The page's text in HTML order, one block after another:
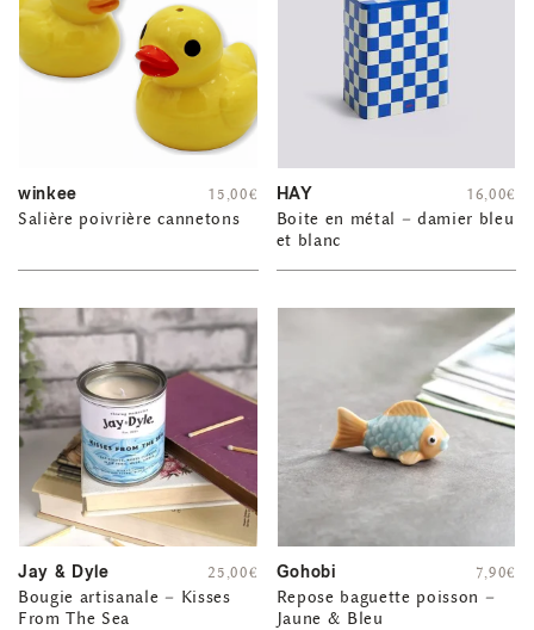
winkee
Salière poivrière cannetons
15,00€ HAY
Boite en métal – damier bleu
et blanc
16,00€
Jay & Dyle
Bougie artisanale – Kisses
From The Sea
25,00€ Gohobi
Repose baguette poisson –
Jaune & Bleu
7,90€